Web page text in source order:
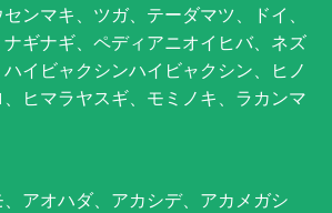
ンマキ、ツガ、テーダマツ、ドイ、
ギナギ、ペディアニオイヒバ、ネズ
イビャクシンハイビャクシン、ヒノ
ヒマラヤスギ、モミノキ、ラカンマ
アオハダ、アカシデ、アカメガシ